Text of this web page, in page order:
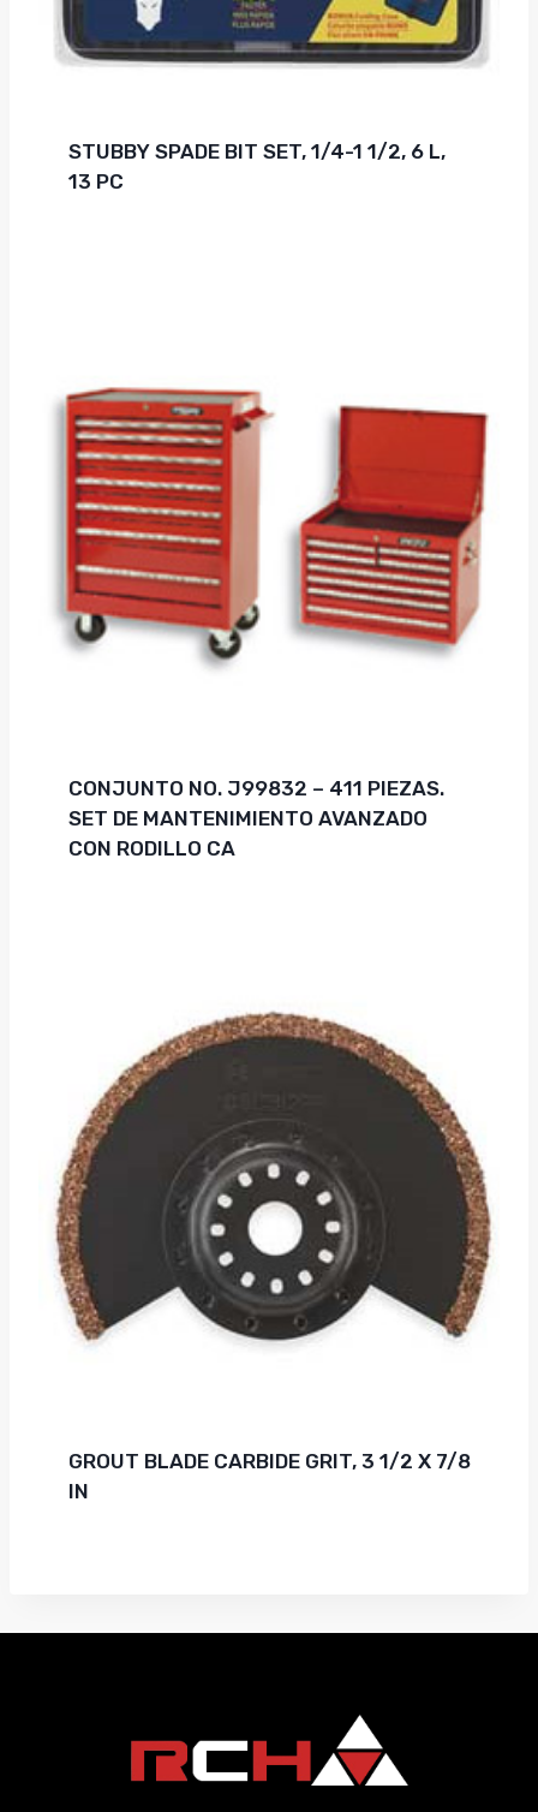
STUBBY SPADE BIT SET, 1/4-1 1/2, 6 L,
13 PC
CONJUNTO NO. J99832 – 411 PIEZAS.
SET DE MANTENIMIENTO AVANZADO
CON RODILLO CA
GROUT BLADE CARBIDE GRIT, 3 1/2 X 7/8
IN